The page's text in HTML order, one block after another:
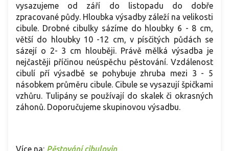
vysazujeme od září do listopadu do dobře
zpracované půdy. Hloubka výsadby záleží na velikosti
cibule. Drobné cibulky sázíme do hloubky 6 - 8 cm,
větší do hloubky 10 -12 cm, v písčitých půdách se
sázejí o 2- 3 cm hlouběji. Právě mělká výsadba je
nejčastěji příčinou neúspěchu pěstování. Vzdálenost
cibulí pří výsadbě se pohybuje zhruba mezi 3 - 5
násobkem průměru cibule. Cibule se vysazují špičkami
vzhůru. Tulipány se používají do skalek či okrasných
záhonů. Doporučujeme skupinovou výsadbu.
Více na: Pěstování cibulovin